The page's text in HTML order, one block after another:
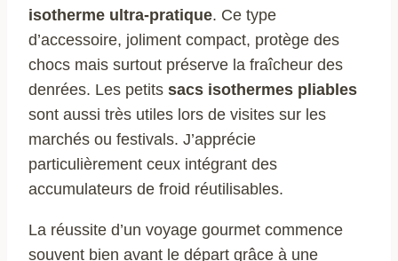
isotherme ultra-pratique. Ce type
d’accessoire, joliment compact, protège des
chocs mais surtout préserve la fraîcheur des
denrées. Les petits sacs isothermes pliables
sont aussi très utiles lors de visites sur les
marchés ou festivals. J’apprécie
particulièrement ceux intégrant des
accumulateurs de froid réutilisables.
La réussite d’un voyage gourmet commence
souvent bien avant le départ grâce à une